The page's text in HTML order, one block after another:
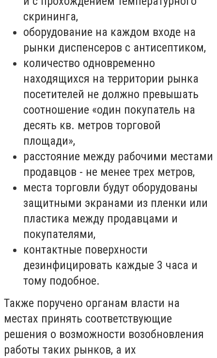
скрининга,
оборудование на каждом входе на
рынки диспенсеров с антисептиком,
количество одновременно
находящихся на территории рынка
посетителей не должно превышать
соотношение «один покупатель на
десять кв. метров торговой
площади»,
расстояние между рабочими местами
продавцов - не менее трех метров,
места торговли будут оборудованы
защитными экранами из пленки или
пластика между продавцами и
покупателями,
контактные поверхности
дезинфицировать каждые 3 часа и
тому подобное.
Также поручено органам власти на
местах принять соответствующие
решения о возможности возобновления
работы таких рынков, а их